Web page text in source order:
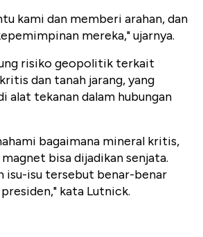
kami dan memberi arahan, dan
mereka," ujarnya.
risiko geopolitik terkait
dan tanah jarang, yang
alat tekanan dalam hubungan
bagaimana mineral kritis,
bisa dijadikan senjata.
isu-isu tersebut benar-benar
kata Lutnick.